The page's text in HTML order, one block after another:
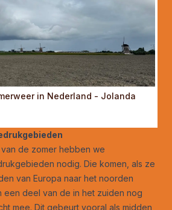
in Nederland - Jolanda
de zomer hebben we
nodig. Die komen, als ze
van Europa naar het noorden
deel van de in het zuiden nog
mee. Dit gebeurt vooral als midden